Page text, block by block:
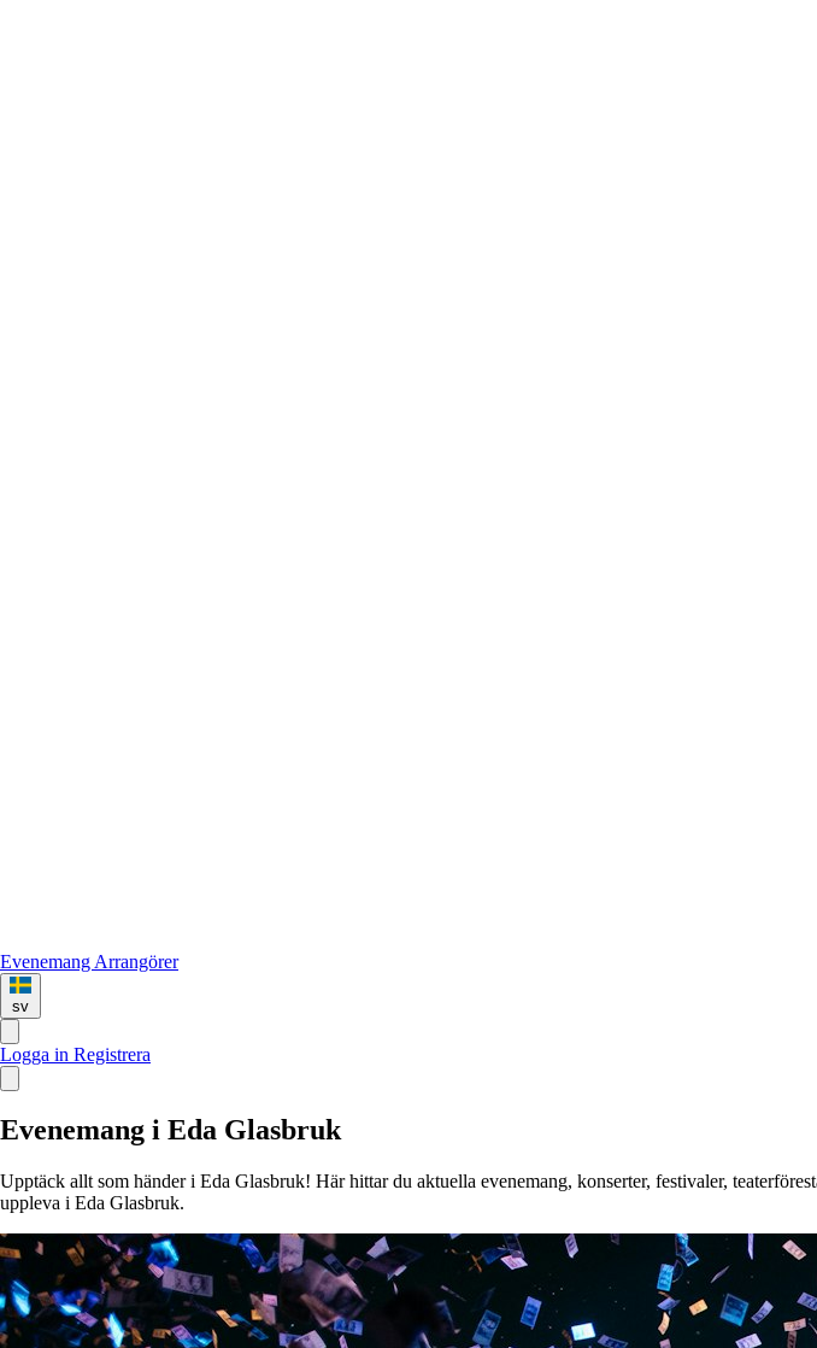
Evenemang Arrangörer
sv
Logga in Registrera
Evenemang i Eda Glasbruk
Upptäck allt som händer i Eda Glasbruk! Här hittar du aktuella evenemang, konserter, festivaler,
uppleva i Eda Glasbruk.